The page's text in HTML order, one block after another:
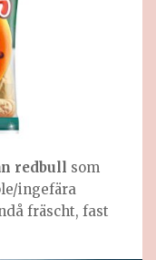
redbull som
ingefära
fräscht, fast